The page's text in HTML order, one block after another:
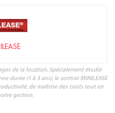
de la location. Spécialement étudié
durée (1 à 3 ans), le contrat MINILEASE
de maîtrise des coûts tout en
gestion.